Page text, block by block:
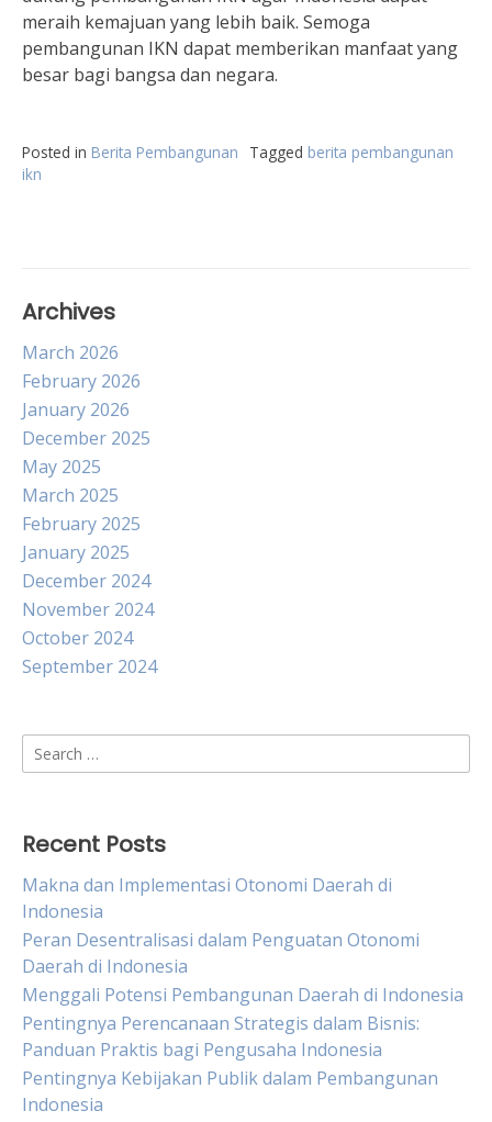
meraih kemajuan yang lebih baik. Semoga
pembangunan IKN dapat memberikan manfaat yang
besar bagi bangsa dan negara.
Posted in Berita Pembangunan Tagged berita pembangunan
ikn
Archives
March 2026
February 2026
January 2026
December 2025
May 2025
March 2025
February 2025
January 2025
December 2024
November 2024
October 2024
September 2024
Search
for:
Recent Posts
Makna dan Implementasi Otonomi Daerah di
Indonesia
Peran Desentralisasi dalam Penguatan Otonomi
Daerah di Indonesia
Menggali Potensi Pembangunan Daerah di Indonesia
Pentingnya Perencanaan Strategis dalam Bisnis:
Panduan Praktis bagi Pengusaha Indonesia
Pentingnya Kebijakan Publik dalam Pembangunan
Indonesia